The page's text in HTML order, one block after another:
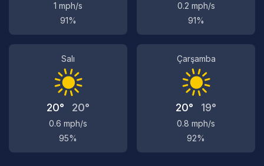
1 mph/s
91%
0.2 mph/s
91%
Salı
20° 20°
0.6 mph/s
95%
Çarşamba
20° 19°
0.8 mph/s
92%